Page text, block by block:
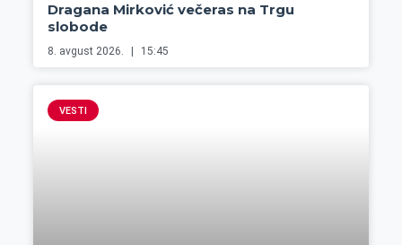
Dragana Mirković večeras na Trgu
slobode
8. avgust 2026. 15:45
VESTI